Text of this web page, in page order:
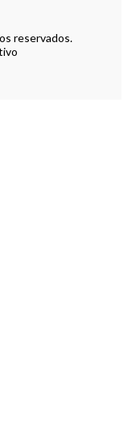
reservados.